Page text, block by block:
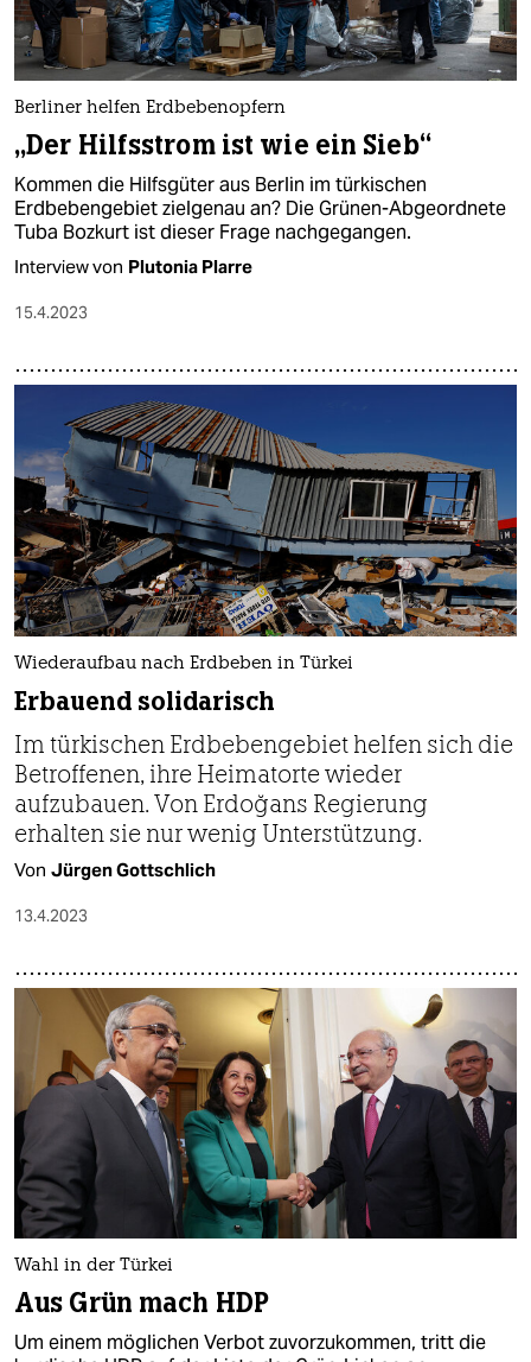
Berliner helfen Erdbebenopfern
„Der Hilfsstrom ist wie ein Sieb“
Kommen die Hilfsgüter aus Berlin im türkischen
Erdbebengebiet zielgenau an? Die Grünen-Abgeordnete
Tuba Bozkurt ist dieser Frage nachgegangen.
Interview von Plutonia Plarre
15.4.2023
Wiederaufbau nach Erdbeben in Türkei
Erbauend solidarisch
Im türkischen Erdbebengebiet helfen sich die
Betroffenen, ihre Heimatorte wieder
aufzubauen. Von Erdoğans Regierung
erhalten sie nur wenig Unterstützung.
Von Jürgen Gottschlich
13.4.2023
Wahl in der Türkei
Aus Grün mach HDP
Um einem möglichen Verbot zuvorzukommen, tritt die